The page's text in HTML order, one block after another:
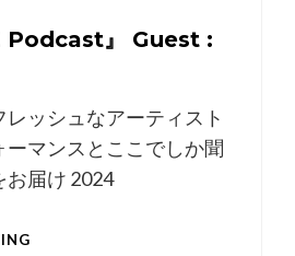
Podcast』 Guest :
レッシュなアーティスト
ーマンスとここでしか聞
お届け 2024
『+81GAME